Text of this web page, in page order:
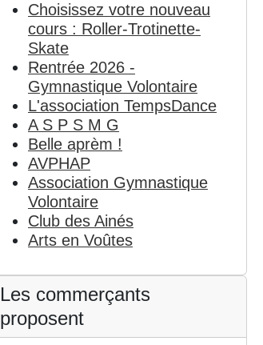
Choisissez votre nouveau
cours : Roller-Trotinette-
Skate
Rentrée 2026 -
Gymnastique Volontaire
L'association TempsDance
A S P S M G
Belle aprèm !
AVPHAP
Association Gymnastique
Volontaire
Club des Ainés
Arts en Voûtes
Les commerçants
proposent